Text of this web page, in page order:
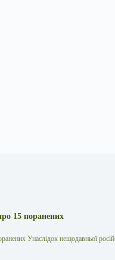
15 поранених
Унаслідок нещодавньої